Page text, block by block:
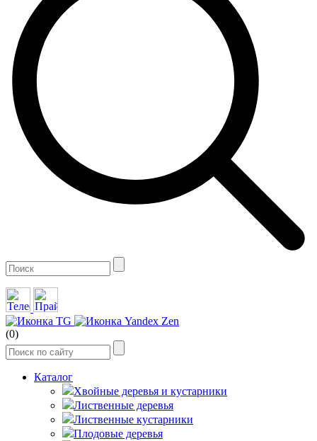
(0)
Каталог
Хвойные деревья и кустарники
Лиственные деревья
Лиственные кустарники
Плодовые деревья